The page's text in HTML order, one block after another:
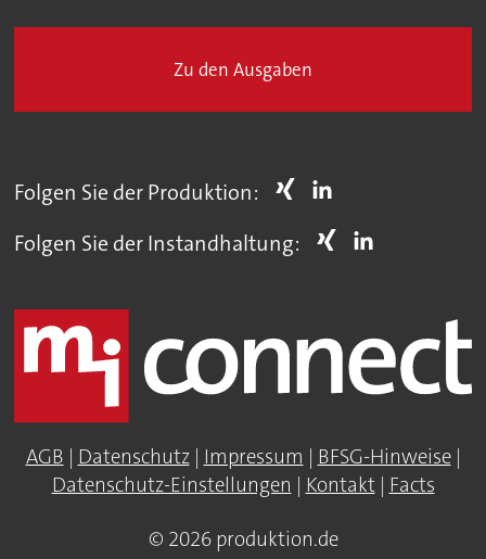
Zu den Ausgaben
Folgen Sie der Produktion:
Folgen Sie der Instandhaltung:
AGB | Datenschutz| Impressum | BFSG-Hinweise|
Datenschutz-Einstellungen | Kontakt| Facts
© 2026 produktion.de